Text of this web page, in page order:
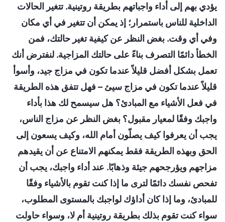
يؤدي بهم إلى أداء واجباتهم بطريقة روتينية. تتغير الحالات
الداخلية للناس باستمرار؛ إذ يمكن أن تتغير في أي مكان
وفي أي وقت. بغض النظر عن كيفية تغير حالتك، فمن
الخطأ دائمًا التصرف بناءً على حالتك المزاجية. لنفترض أنك
تعمل بشكل أفضل قليلاً عندما تكون في مزاج جيد، وأسوأ
قليلاً عندما تكون في مزاج سيئ – فهل تتفق هذه الطريقة
في فعل الأشياء مع المبادئ؟ هل سيسمح لك هذا بأداء
واجبك وفقًا لمعيار مقبول؟ بغض النظر عن مزاج الناس،
يجب أن يعرفوا كيف يصلّون أمام الله، وكيف يسعون إلى
الحق وبهذه الطريقة فقط يمكنهم الامتناع عن أن يقيدهم
مزاجهم ويؤرجحهم جيئة وذهابًا. عند أداء واجبك، يجب أن
تفحص نفسك دائمًا لترى ما إذا كنت تقوم بالأشياء وفقًا
للمبادئ، وما إذا كان أداؤك لواجبك بالمستوى المطلوب،
سواء كنت تقوم بذلك بطريقة روتينية أم لا، وسواء حاولت